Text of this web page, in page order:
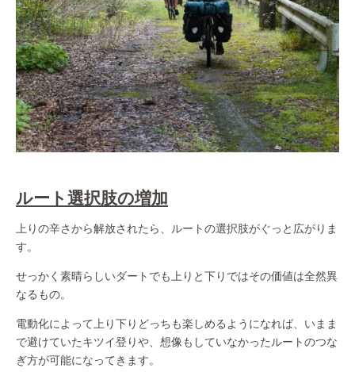
ルート選択肢の増加
上りの辛さから解放されたら、ルートの選択肢がぐっと広がりま
す。
せっかく素晴らしいダートでも上りと下りではその価値は全然異
なるもの。
電動化によって上り下りどっちも楽しめるようになれば、いまま
で避けていたキツイ登りや、想像もしていなかったルートのつな
ぎ方が可能になってきます。